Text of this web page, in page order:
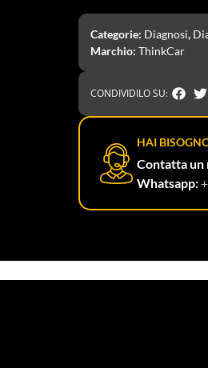
Categorie: Diagnosi,
Marchio: ThinkCar
CONDIVIDILO SU:
HAI
Contatta
Whatsapp: